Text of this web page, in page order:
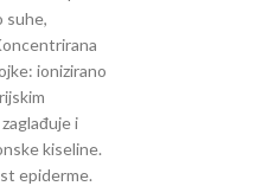
suhe,
ionizirano
i
kiseline.
epiderme.